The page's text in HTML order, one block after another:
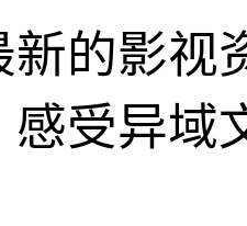
新的影视
感受异域